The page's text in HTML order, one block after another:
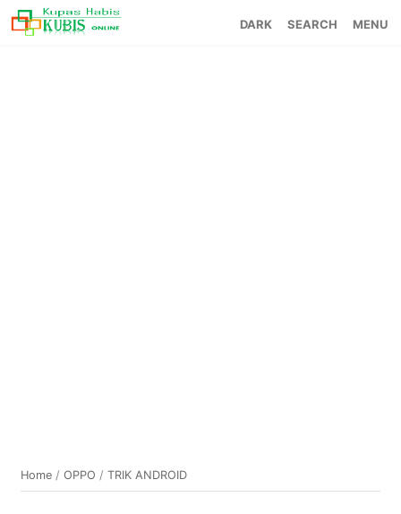
SEARCH MENU
Home /OPPO /TRIK ANDROID